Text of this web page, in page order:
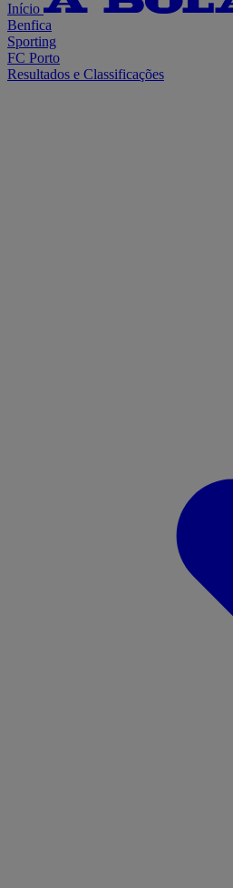
Início
Benfica
Sporting
FC Porto
Resultados e Classificações